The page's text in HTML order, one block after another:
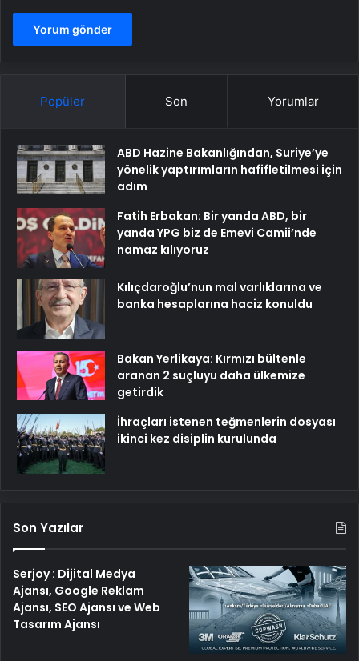
Popüler Son Yorumlar
ABD Hazine Bakanlığından, Suriye’ye
yönelik yaptırımların hafifletilmesi için
adım
Fatih Erbakan: Bir yanda ABD, bir
yanda YPG biz de Emevi Camii’nde
namaz kılıyoruz
Kılıçdaroğlu’nun mal varlıklarına ve
banka hesaplarına haciz konuldu
Bakan Yerlikaya: Kırmızı bültenle
aranan 2 suçluyu daha ülkemize
getirdik
İhraçları istenen teğmenlerin dosyası
ikinci kez disiplin kurulunda
Son Yazılar
Serjoy : Dijital Medya
Ajansı, Google Reklam
Ajansı, SEO Ajansı ve Web
Tasarım Ajansı